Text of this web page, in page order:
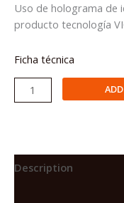
Uso de holograma de
producto tecnología
Ficha técnica
CABLE
/
LIBRE
Description